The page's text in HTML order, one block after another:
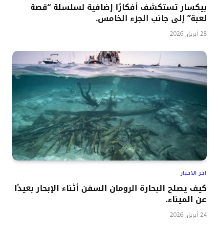
بيكسار تستكشف أفكارًا إضافية لسلسلة “قصة
لعبة” إلى جانب الجزء الخامس.
28 أبريل, 2026
اخر الاخبار
كيف يصلح البحارة الرومان السفن أثناء الإبحار بعيدًا
عن الميناء.
24 أبريل, 2026